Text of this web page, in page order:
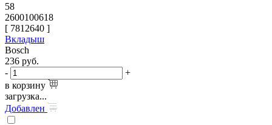
58
2600100618
[ 7812640 ]
Вкладыш
Bosch
236 руб.
-
+
в корзину
загрузка...
Добавлен